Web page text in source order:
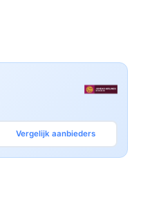
Vergelijk aanbieders